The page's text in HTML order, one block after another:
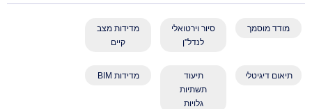
מודד מוסמך
סיור וירטואלי
לנדל''ן
מדידות מצב
קיים
תיאום דיגיטלי
תיעוד
תשתיות
גלויות
מדידות BIM